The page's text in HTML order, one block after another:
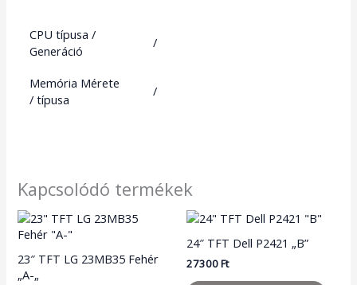
CPU típusa /
Generáció
/
Memória Mérete
/ típusa
/
Kapcsolódó termékek
23″ TFT LG 23MB35 Fehér
„A-„
24″ TFT Dell P2421 „B”
27300Ft